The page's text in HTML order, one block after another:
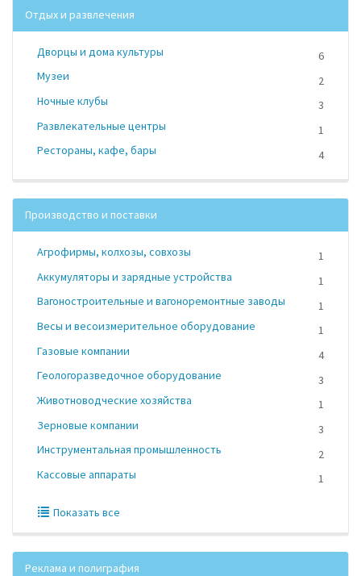
Отдых и развлечения
Дворцы и дома культуры
6
Музеи
2
Ночные клубы
3
Развлекательные центры
1
Рестораны, кафе, бары
4
Производство и поставки
Агрофирмы, колхозы, совхозы
1
Аккумуляторы и зарядные устройства
1
Вагоностроительные и вагоноремонтные заводы
1
Весы и весоизмерительное оборудование
1
Газовые компании
4
Геологоразведочное оборудование
3
Животноводческие хозяйства
1
Зерновые компании
3
Инструментальная промышленность
2
Кассовые аппараты
1
Показать все
Реклама и полиграфия